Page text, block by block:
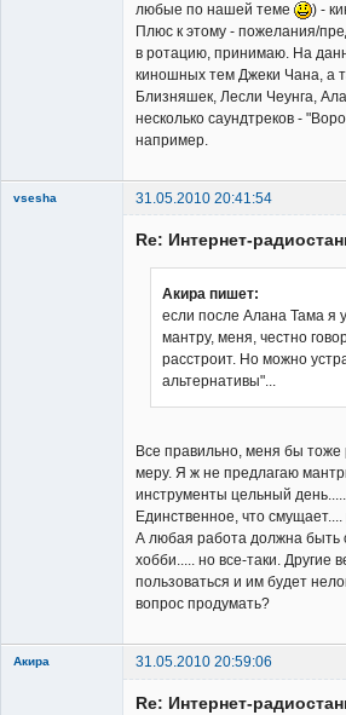
любые по нашей теме
) -
Плюс к этому - пожелания/
в ротацию, принимаю. На
киношных тем Джеки Чана, а
Близняшек, Лесли Чеунга,
несколько саундтреков -
например.
vsesha 31.05.2010 20:41:54
Re: Интернет-
Акира пишет:
если после Алана Тама я
мантру, меня, честно
расстроит. Но можно
альтернативы"...
Все правильно, меня бы
меру. Я ж не предлагаю
инструменты цельный
Единственное, что
А любая работа должна быть
хобби..... но все-таки. Другие
пользоваться и им будет
вопрос продумать?
Акира 31.05.2010 20:59:06
Re: Интернет-